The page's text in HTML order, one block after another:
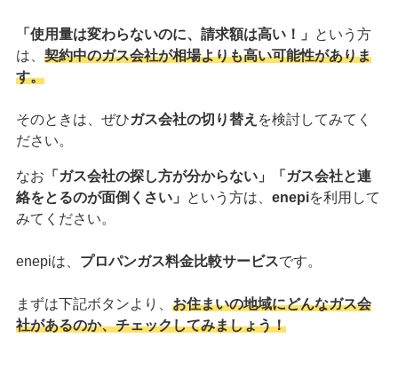
「使用量は変わらないのに、請求額は高い！」
という方
は、 契約中のガス会社が相場よりも高い可能性がありま
す。
そのときは、ぜひガス会社の切り替え を検討してみてく
ださい。
なお 「ガス会社の探し方が分からない」「ガス会社と連
絡をとるのが面倒くさい」
という方は、 enepiを利用して
みてください。
enepiは、 プロパンガス料金比較サービスです。
まずは下記ボタンより、 お住まいの地域にどんなガス会
社があるのか、チェックしてみましょう！